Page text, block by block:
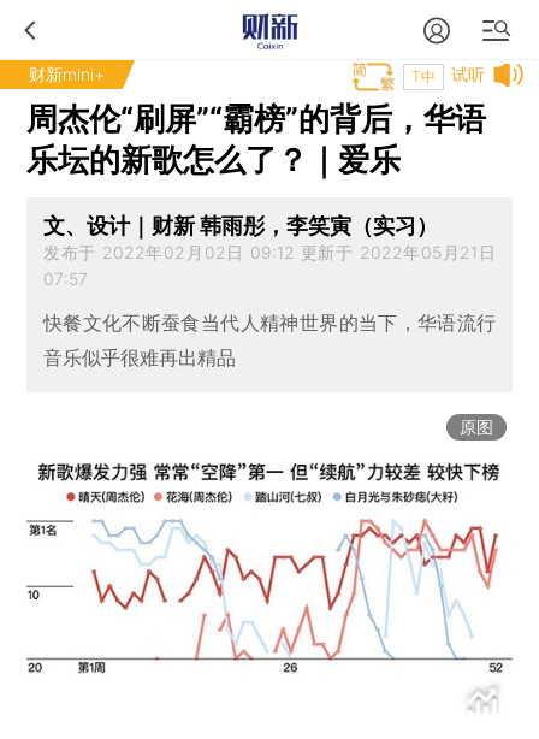
财新mini+ 试听
T中
周杰伦“刷屏”“霸榜”的背后，华语
乐坛的新歌怎么了？｜爱乐
文、设计｜财新 韩雨彤，李笑寅（实习）
发布于 2022年02月02日 09:12 更新于 2022年05月21日
07:57
快餐文化不断蚕食当代人精神世界的当下，华语流行
音乐似乎很难再出精品
原图